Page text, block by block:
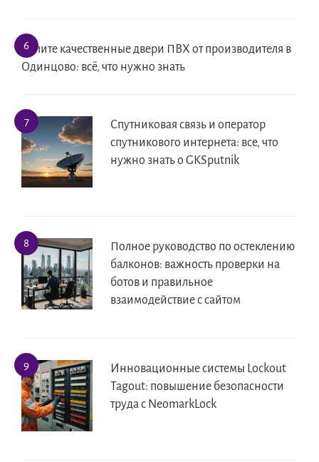
Купите качественные двери ПВХ от производителя в
Одинцово: всё, что нужно знать
Спутниковая связь и оператор
спутникового интернета: все, что
нужно знать о GKSputnik
Полное руководство по остеклению
балконов: важность проверки на
ботов и правильное
взаимодействие с сайтом
Инновационные системы Lockout
Tagout: повышение безопасности
труда с NeomarkLock